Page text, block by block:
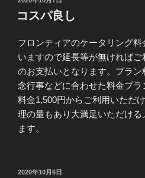
日:
コスパ良し
フロンティアのケータリング
いますので延長等が無ければ
のお支払いとなります。プラ
念行事などに合わせた料金プ
料金1,500円からご利用いただ
理の量もあり大満足いただけ
ます。
投
2020年10月6日